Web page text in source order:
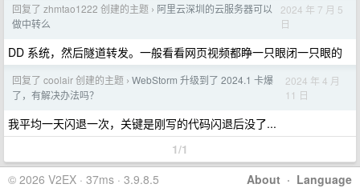
回复了 zhmtao1222 创建的主题 › 阿里云深圳的云服务器可以
做中转么
2024 年 7 月 5
日
DD 系统，然后隧道转发。一般看看网页视频都睁一只眼闭一只眼的
回复了 coolair 创建的主题 › WebStorm 升级到了 2024.1 卡爆
了，有解决办法吗？
2024 年 4 月
11 日
我平均一天闪退一次，关键是刚写的代码闪退后没了...
1/1
About · Language
© 2026 V2EX · 37ms · 3.9.8.5